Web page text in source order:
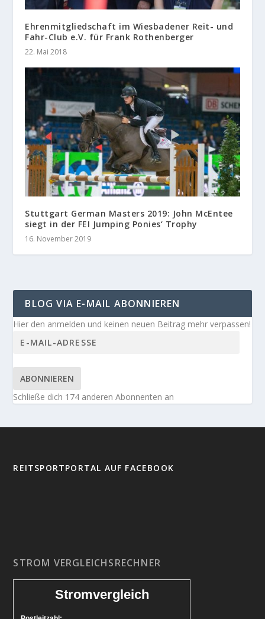
Ehrenmitgliedschaft im Wiesbadener Reit- und
Fahr-Club e.V. für Frank Rothenberger
22. Mai 2018
Stuttgart German Masters 2019: John McEntee
siegt in der FEI Jumping Ponies‘ Trophy
16. November 2019
BLOG VIA E-MAIL ABONNIEREN
Hier den anmelden und keinen neuen Beitrag mehr verpassen!
ABONNIEREN
Schließe dich 174 anderen Abonnenten an
REITSPORTPORTAL AUF FACEBOOK
STROM VERGLEICHSRECHNER
Stromvergleich